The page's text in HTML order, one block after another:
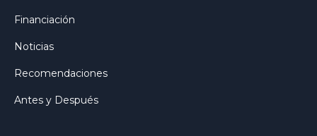
Financiación
Noticias
Recomendaciones
Antes y Después